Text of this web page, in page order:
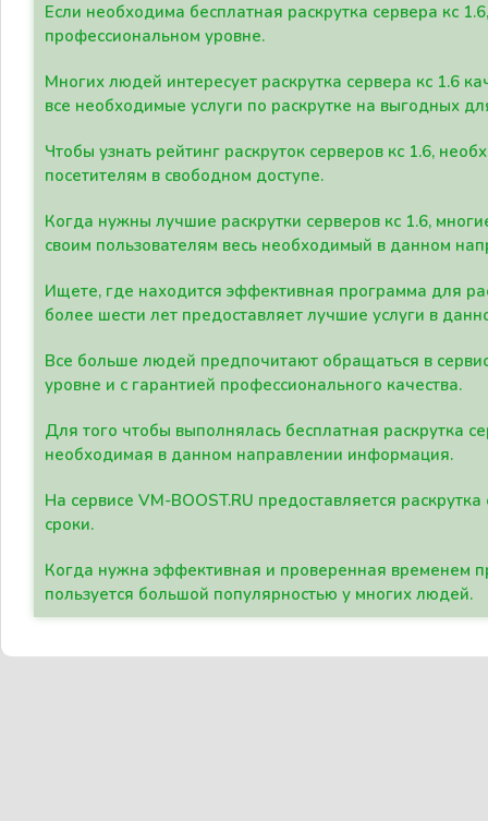
Если необходима бесплатная раскрутка сервера кс
профессиональном уровне.
Многих людей интересует раскрутка сервера кс 1.6
все необходимые услуги по раскрутке на выгодных
Чтобы узнать рейтинг раскруток серверов кс 1.6,
посетителям в свободном доступе.
Когда нужны лучшие раскрутки серверов кс 1.6,
своим пользователям весь необходимый в данном
Ищете, где находится эффективная программа для
более шести лет предоставляет лучшие услуги в
Все больше людей предпочитают обращаться в
уровне и с гарантией профессионального качества.
Для того чтобы выполнялась бесплатная раскрутка
необходимая в данном направлении информация.
На сервисе VM-BOOST.RU предоставляется
сроки.
Когда нужна эффективная и проверенная временем
пользуется большой популярностью у многих людей.